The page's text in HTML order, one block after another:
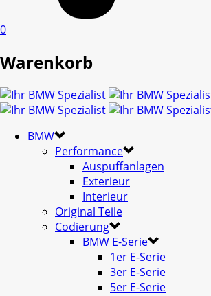
0
Warenkorb
BMW
Performance
Auspuffanlagen
Exterieur
Interieur
Original Teile
Codierung
BMW E-Serie
1er E-Serie
3er E-Serie
5er E-Serie